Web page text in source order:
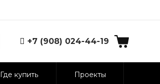
+7 (908) 024-44-19
Где купить Проекты